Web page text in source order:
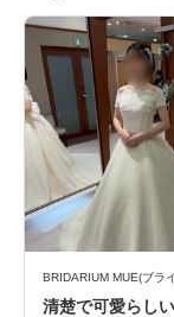
清楚で可愛らし